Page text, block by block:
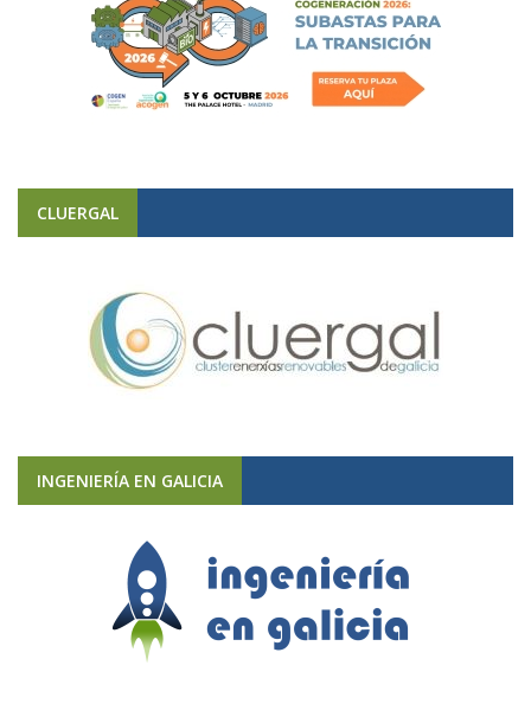
CLUERGAL
INGENIERÍA EN GALICIA